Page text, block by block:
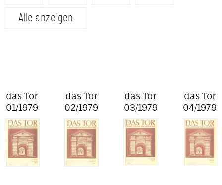
Alle anzeigen
das Tor
01/1979
das Tor
02/1979
das Tor
03/1979
das Tor
04/1979